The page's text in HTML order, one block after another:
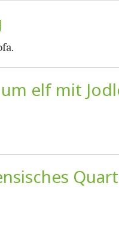
elf mit